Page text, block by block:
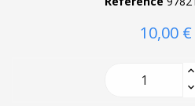
10,00 €